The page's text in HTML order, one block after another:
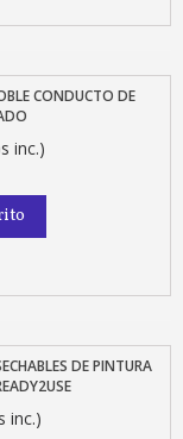
CONDUCTO DE
inc.)
DE PINTURA
inc.)